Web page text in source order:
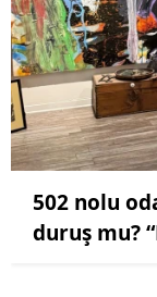
502 nolu
duruş mu?